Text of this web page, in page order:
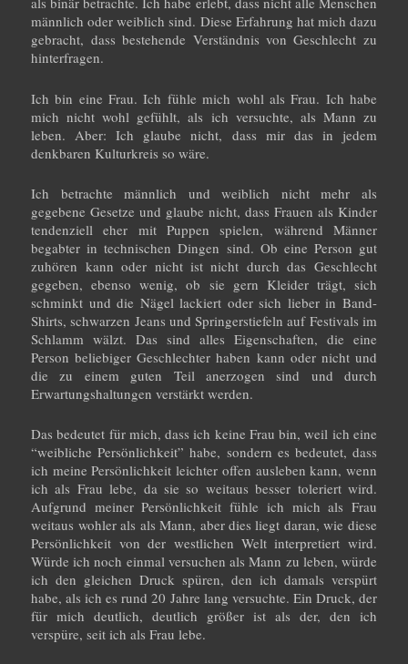
männlich oder weiblich sind. Diese Erfahrung hat mich dazu
gebracht, dass bestehende Verständnis von Geschlecht zu
hinterfragen.
Ich bin eine Frau. Ich fühle mich wohl als Frau. Ich habe
mich nicht wohl gefühlt, als ich versuchte, als Mann zu
leben. Aber: Ich glaube nicht, dass mir das in jedem
denkbaren Kulturkreis so wäre.
Ich betrachte männlich und weiblich nicht mehr als
gegebene Gesetze und glaube nicht, dass Frauen als Kinder
tendenziell eher mit Puppen spielen, während Männer
begabter in technischen Dingen sind. Ob eine Person gut
zuhören kann oder nicht ist nicht durch das Geschlecht
gegeben, ebenso wenig, ob sie gern Kleider trägt, sich
schminkt und die Nägel lackiert oder sich lieber in Band-
Shirts, schwarzen Jeans und Springerstiefeln auf Festivals im
Schlamm wälzt. Das sind alles Eigenschaften, die eine
Person beliebiger Geschlechter haben kann oder nicht und
die zu einem guten Teil anerzogen sind und durch
Erwartungshaltungen verstärkt werden.
Das bedeutet für mich, dass ich keine Frau bin, weil ich eine
“weibliche Persönlichkeit” habe, sondern es bedeutet, dass
ich meine Persönlichkeit leichter offen ausleben kann, wenn
ich als Frau lebe, da sie so weitaus besser toleriert wird.
Aufgrund meiner Persönlichkeit fühle ich mich als Frau
weitaus wohler als als Mann, aber dies liegt daran, wie diese
Persönlichkeit von der westlichen Welt interpretiert wird.
Würde ich noch einmal versuchen als Mann zu leben, würde
ich den gleichen Druck spüren, den ich damals verspürt
habe, als ich es rund 20 Jahre lang versuchte. Ein Druck, der
für mich deutlich, deutlich größer ist als der, den ich
verspüre, seit ich als Frau lebe.